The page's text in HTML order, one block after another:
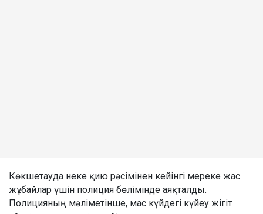
Көкшетауда неке қию рәсімінен кейінгі мереке жас
жұбайлар үшін полиция бөлімінде аяқталды.
Полицияның мәліметінше, мас күйдегі күйеу жігіт